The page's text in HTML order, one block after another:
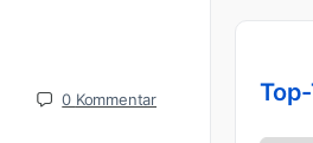
0 Kommentar